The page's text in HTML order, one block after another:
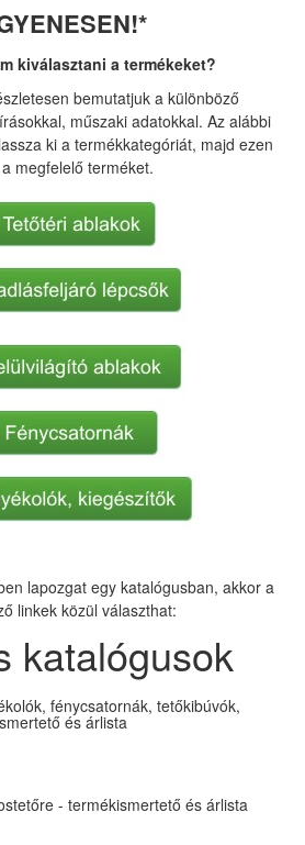
kiválasztani a termékeket?
bemutatjuk a különböző
műszaki adatokkal. Az alábbi
ki a termékkategóriát, majd ezen
megfelelő terméket.
lapozgat egy katalógusban, akkor a
linkek közül választhat:
katalógusok
fénycsatornák, tetőkibúvók,
és árlista
- termékismertető és árlista